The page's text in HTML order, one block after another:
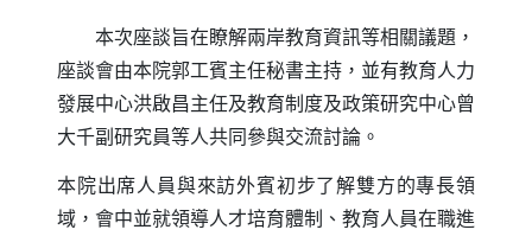
本次座談旨在瞭解兩岸教育資訊等相關議題，
座談會由本院郭工賓主任秘書主持，並有教育人力
發展中心洪啟昌主任及教育制度及政策研究中心曾
大千副研究員等人共同參與交流討論。
本院出席人員與來訪外賓初步了解雙方的專長領
域，會中並就領導人才培育體制、教育人員在職進